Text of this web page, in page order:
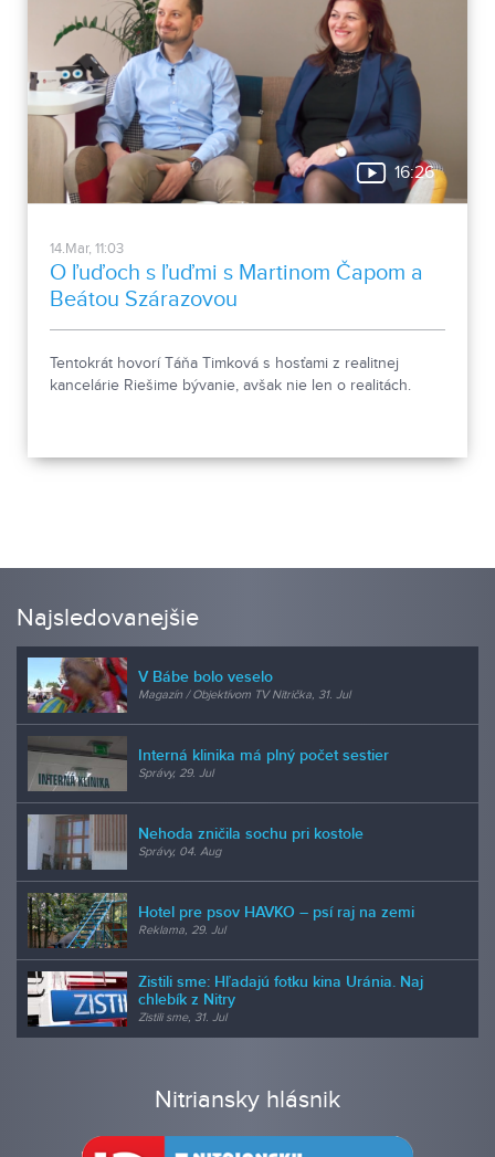
16:26
14.Mar, 11:03
O ľuďoch s ľuďmi s Martinom Čapom a
Beátou Szárazovou
Tentokrát hovorí Táňa Timková s hosťami z realitnej
kancelárie Riešime bývanie, avšak nie len o realitách.
Najsledovanejšie
V Bábe bolo veselo
Magazín / Objektívom TV Nitrička, 31. Jul
Interná klinika má plný počet sestier
Správy, 29. Jul
Nehoda zničila sochu pri kostole
Správy, 04. Aug
Hotel pre psov HAVKO – psí raj na zemi
Reklama, 29. Jul
Zistili sme: Hľadajú fotku kina Uránia. Naj
chlebík z Nitry
Zistili sme, 31. Jul
Nitriansky hlásnik